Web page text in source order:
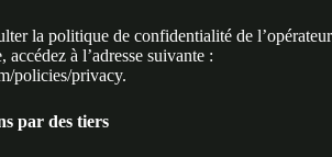
la politique de confidentialité de l’opérateur
à l’adresse suivante :
policies/privacy.
par des tiers